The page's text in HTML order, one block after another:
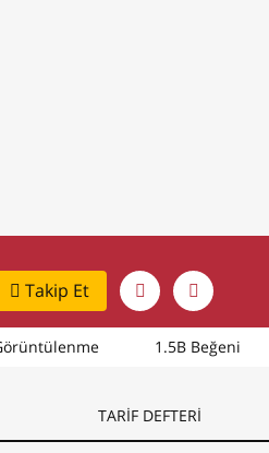
Takip Et
1.5B Beğeni
TARİF DEFTERİ